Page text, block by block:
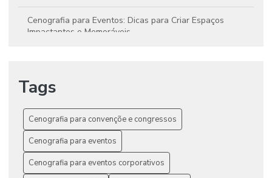
Cenografia para Eventos: Dicas para Criar Espaços
Impactantes e Memoráveis
Como a Cenografia Eleva a Experiência em Eventos
Inesquecíveis
Como a Cenografia Pode Transformar Seu Evento em uma
Experiência Memorável
Como Aumentar Sua Produtividade com Técnicas Práticas
Tags
Cenografia para convençõe e congressos
Cenografia para eventos
Cenografia para eventos corporativos